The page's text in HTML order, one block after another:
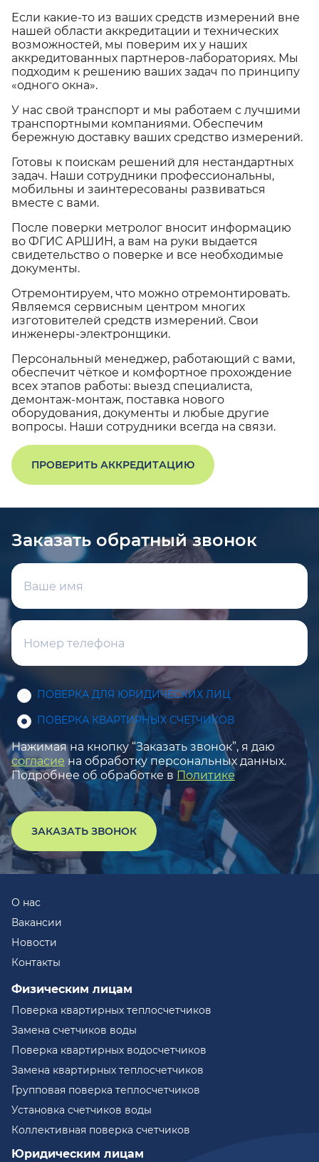
Если какие-то из ваших средств измерений вне
нашей области аккредитации и технических
возможностей, мы поверим их у наших
аккредитованных партнеров-лабораториях. Мы
подходим к решению ваших задач по принципу
«одного окна».
У нас свой транспорт и мы работаем с лучшими
транспортными компаниями. Обеспечим
бережную доставку ваших средство измерений.
Готовы к поискам решений для нестандартных
задач. Наши сотрудники профессиональны,
мобильны и заинтересованы развиваться
вместе с вами.
После поверки метролог вносит информацию
во ФГИС АРШИН, а вам на руки выдается
свидетельство о поверке и все необходимые
документы.
Отремонтируем, что можно отремонтировать.
Являемся сервисным центром многих
изготовителей средств измерений. Свои
инженеры-электронщики.
Персональный менеджер, работающий с вами,
обеспечит чёткое и комфортное прохождение
всех этапов работы: выезд специалиста,
демонтаж-монтаж, поставка нового
оборудования, документы и любые другие
вопросы. Наши сотрудники всегда на связи.
ПРОВЕРИТЬ АККРЕДИТАЦИЮ
Заказать обратный звонок
ПОВЕРКА ДЛЯ ЮРИДИЧЕСКИХ ЛИЦ
ПОВЕРКА КВАРТИРНЫХ СЧЕТЧИКОВ
Нажимая на кнопку “Заказать звонок”, я даю
согласие на обработку персональных данных.
Подробнее об обработке в Политике
ЗАКАЗАТЬ ЗВОНОК
О нас
Вакансии
Новости
Контакты
Физическим лицам
Поверка квартирных теплосчетчиков
Замена счетчиков воды
Поверка квартирных водосчетчиков
Замена квартирных теплосчетчиков
Групповая поверка теплосчетчиков
Установка счетчиков воды
Коллективная поверка счетчиков
Юридическим лицам